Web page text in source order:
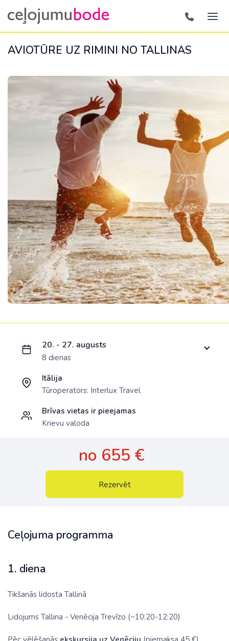
AVIOTŪRE UZ RIMINI NO TALLINAS
Ceļojuma programma
1. diena
Tikšanās lidosta Tallinā
Lidojums Tallina - Venēcija Trevīzo (~10:20-12:20)
20. - 27. augusts
8 dienas
Itālija
Tūroperators: Interlux Travel
Brīvas vietas ir pieejamas
Krievu valoda
no 655 €
Rezervēt